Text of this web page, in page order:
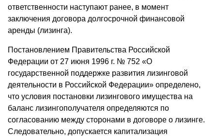
ответственности наступают ранее, в момент
заключения договора долгосрочной финансовой
аренды (лизинга).
Постановлением Правительства Российской
Федерации от 27 июня 1996 г. № 752 «О
государственной поддержке развития лизинговой
деятельности в Российской Федерации» определено,
что условия постановки лизингового имущества на
баланс лизингополучателя определяются по
согласованию между сторонами в договоре о лизинге.
Следовательно, допускается капитализация